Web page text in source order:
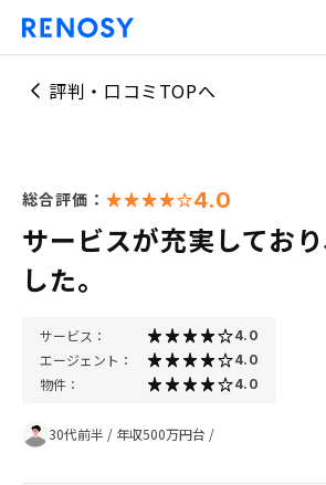
評判・口コミTOPへ
総合評価： 4.0
サービスが充実してお
した。
サービス： 4.0
エージェント： 4.0
物件： 4.0
30代前半 / 年収500万円台 /